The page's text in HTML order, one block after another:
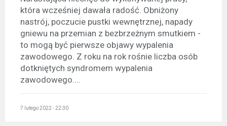
która wcześniej dawała radość. Obniżony
nastrój, poczucie pustki wewnętrznej, napady
gniewu na przemian z bezbrzeżnym smutkiem -
to mogą być pierwsze objawy wypalenia
zawodowego. Z roku na rok rośnie liczba osób
dotkniętych syndromem wypalenia
zawodowego....
7 lutego 2022 - 22:30